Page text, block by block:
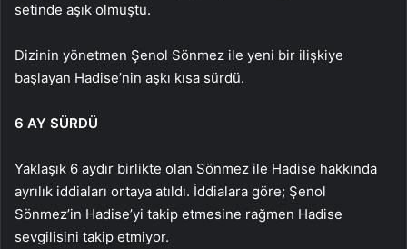
setinde aşık olmuştu.
Dizinin yönetmen Şenol Sönmez ile yeni bir ilişkiye
başlayan Hadise’nin aşkı kısa sürdü.
6 AY SÜRDÜ
Yaklaşık 6 aydır birlikte olan Sönmez ile Hadise hakkında
ayrılık iddiaları ortaya atıldı. İddialara göre; Şenol
Sönmez’in Hadise’yi takip etmesine rağmen Hadise
sevgilisini takip etmiyor.